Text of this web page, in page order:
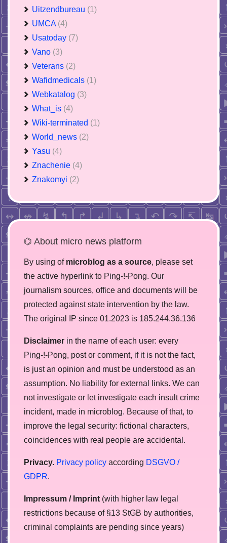
Uitzendbureau (1)
UMCA (4)
Usatoday (7)
Vano (3)
Veterans (2)
Wafidmedicals (1)
Webkatalog (3)
What_is (4)
Wiki-terminated (1)
World_news (2)
Yasu (4)
Znachenie (4)
Znakomyi (2)
⌬ About micro news platform
By using of microblog as a source, please set
the active hyperlink to Ping-!-Pong. Our
journalism sources, office and documents will be
protected against state intervention by the law.
The original IP since 01.2023 is 185.244.36.136
Disclaimer in the name of each user: every
Ping-!-Pong, post or comment, if it is not the fact,
is just an opinion and must be understood as an
assumption. No liability for external links. We can
not investigate or let investigate each insult crime
incident, made in microblog. Because of that, to
improve the legal security: fictional characters,
coincidences with real people are accidental.
Privacy. Privacy policy according DSGVO /
GDPR.
Impressum / Imprint (with higher law legal
restrictions because of §13 StGB by authorities,
сriminal complaints are pending since years)